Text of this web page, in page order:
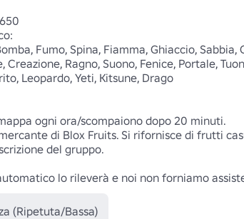
Fumo, Spina, Fiamma, Ghiaccio,
Creazione, Ragno, Suono, Fenice, Portale,
Leopardo, Yeti, Kitsune, Drago
ogni ora/scompaiono dopo 20 minuti.
di Blox Fruits. Si rifornisce di frutti
del gruppo.
lo rileverà e noi non forniamo
(Ripetuta/Bassa)